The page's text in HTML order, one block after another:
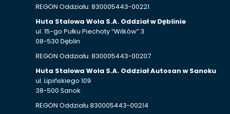
REGON Oddziału: 830005443-00221
Huta Stalowa Wola S.A. Oddział w Dęblinie
ul. 15-go Pułku Piechoty “Wilków” 3
08-530 Dęblin
REGON Oddziału: 830005443-00207
Huta Stalowa Wola S.A. Oddział Autosan w Sanoku
ul. Lipińskiego 109
38-500 Sanok
REGON Oddziału 830005443-00214